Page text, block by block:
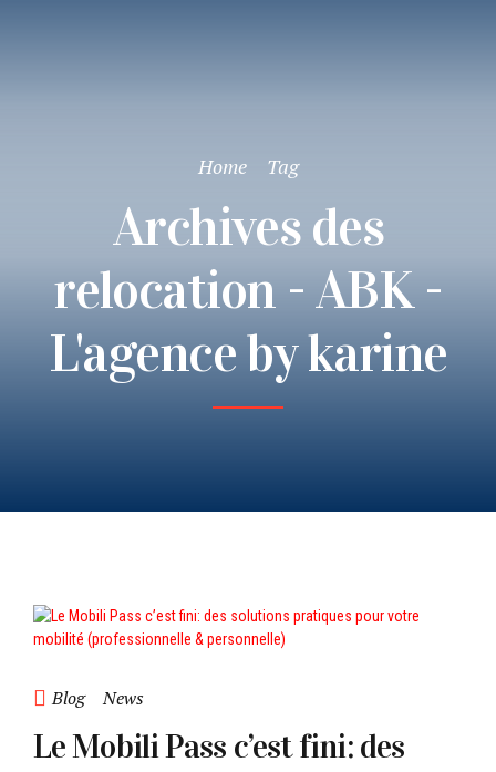
Home Tag
Archives des
relocation - ABK -
L'agence by karine
Blog News
Le Mobili Pass c’est fini: des